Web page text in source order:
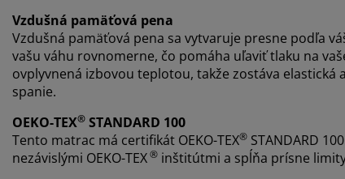
Vzdušná pamäťová pena
Vzdušná pamäťová pena sa vytvaruje presne podľa
vašu váhu rovnomerne, čo pomáha uľaviť tlaku na
ovplyvnená izbovou teplotou, takže zostáva
spanie.
OEKO-TEX® STANDARD 100
Tento matrac má certifikát OEKO-TEX® STANDARD
nezávislými OEKO-TEX® inštitútmi a spĺňa prísne